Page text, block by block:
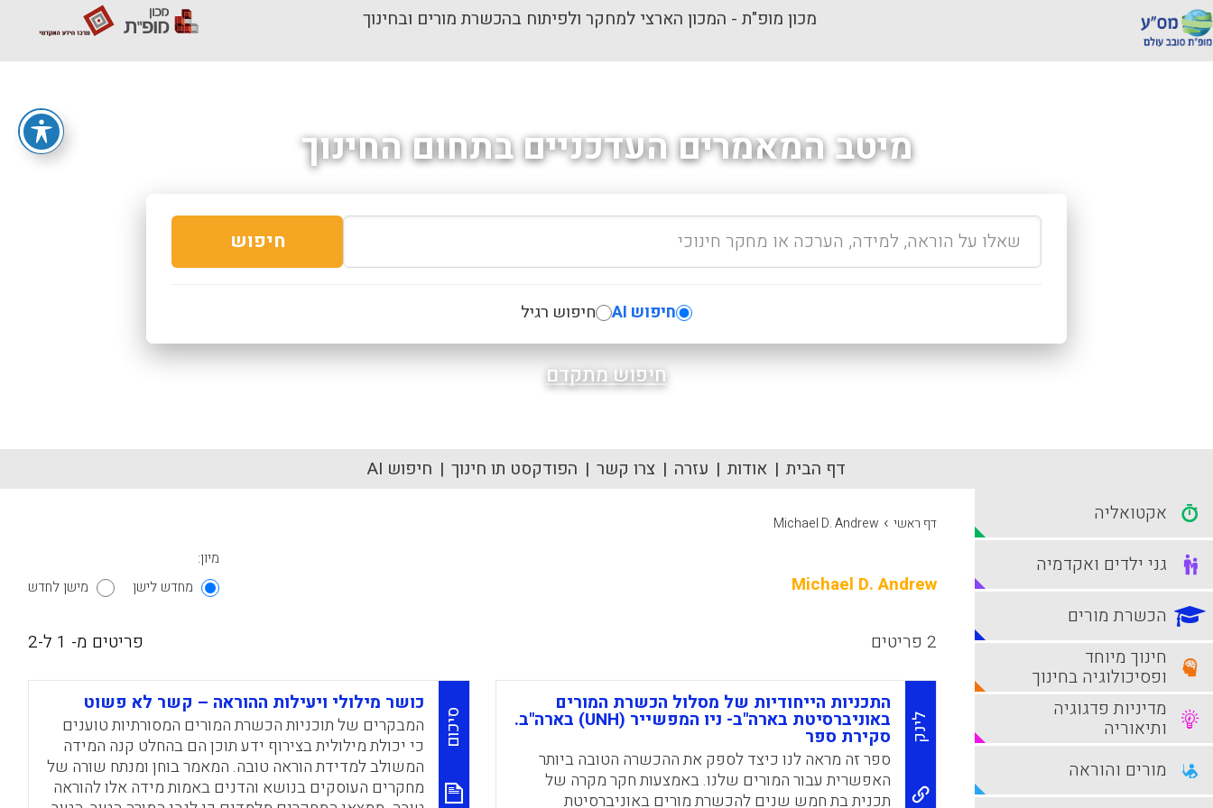
מכון מופ"ת - המכון הארצי למחקר ולפיתוח בהכשרת מורים ובחינוך
מיטב המאמרים העדכניים בתחום החינוך
חיפוש
חיפוש AI חיפוש רגיל
חיפוש מתקדם
דף הבית אודות עזרה צרו קשר הפודקסט תו חינוך חיפוש AI
דף ראשי ›
Michael D. Andrew
Michael D. Andrew
מיון:
מחדש לישן
מישן לחדש
2 פריטים פריטים מ- 1 ל-2
לינק
התכניות הייחודיות של מסלול הכשרת המורים
באוניברסיטת בארה"ב- ניו המפשייר (UNH) בארה"ב.
סקירת ספר
ספר זה מראה לנו כיצד לספק את ההכשרה הטובה ביותר
האפשרית עבור המורים שלנו. באמצעות חקר מקרה של
תכנית בת חמש שנים להכשרת מורים באוניברסיטת
סיכום
כושר מילולי ויעילות ההוראה – קשר לא פשוט
המבקרים של תוכניות הכשרת המורים המסורתיות טוענים
כי יכולת מילולית בצירוף ידע תוכן הם בהחלט קנה המידה
המשולב למדידת הוראה טובה. המאמר בוחן ומנתח שורה של
מחקרים העוסקים בנושא והדנים באמות מידה אלו להוראה
אקטואליה
גני ילדים ואקדמיה
הכשרת מורים
חינוך מיוחד
ופסיכולוגיה בחינוך
מדיניות פדגוגיה
ותיאוריה
מורים והוראה